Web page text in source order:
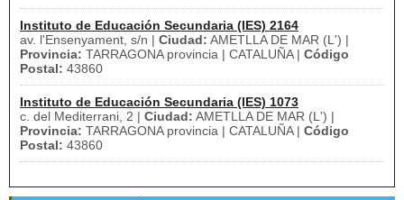
Instituto de Educación Secundaria (IES) 2164
av. l'Ensenyament, s/n | Ciudad: AMETLLA DE MAR (L') |
Provincia: TARRAGONA provincia | CATALUÑA | Código
Postal: 43860
Instituto de Educación Secundaria (IES) 1073
c. del Mediterrani, 2 | Ciudad: AMETLLA DE MAR (L') |
Provincia: TARRAGONA provincia | CATALUÑA | Código
Postal: 43860